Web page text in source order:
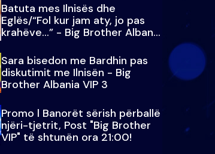
Batuta mes Ilnisës dhe
Eglës/“Fol kur jam aty, jo pas
krahëve…” - Big Brother Albania
VIP 3
Sara bisedon me Bardhin pas
diskutimit me Ilnisën - Big
Brother Albania VIP 3
Promo l Banorët sërish përballë
njëri-tjetrit, Post "Big Brother
VIP" të shtunën ora 21:00!